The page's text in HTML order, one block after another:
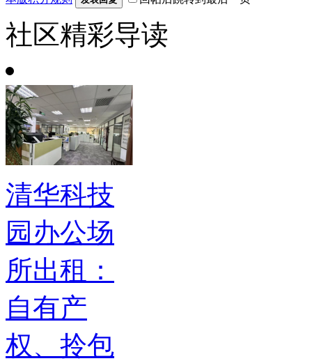
社区精彩导读
清华科技
园办公场
所出租：
自有产
权、拎包